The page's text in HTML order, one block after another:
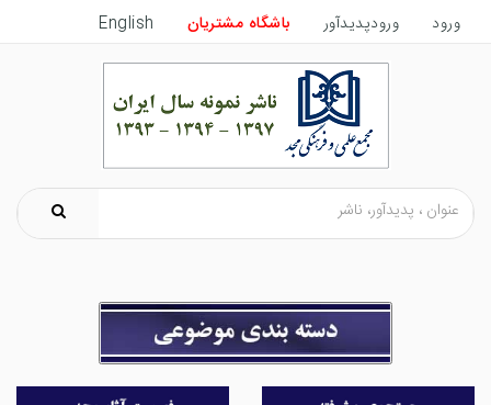
ورود ورودپدیدآور باشگاه مشتریان English